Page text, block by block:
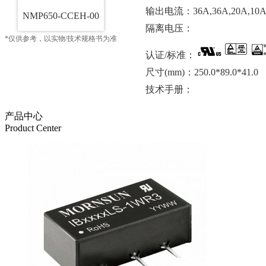
NMP650-CCEH-00
*仅供参考，以实物/技术规格书为准
输出电流：36A,36A,20A,10A
隔离电压：
认证/标准：
尺寸(mm)：250.0*89.0*41.0
技术手册：
产品中心
Product Center